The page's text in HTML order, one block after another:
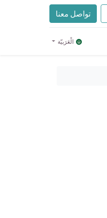
تواصل معنا
الْعَرَبيّة